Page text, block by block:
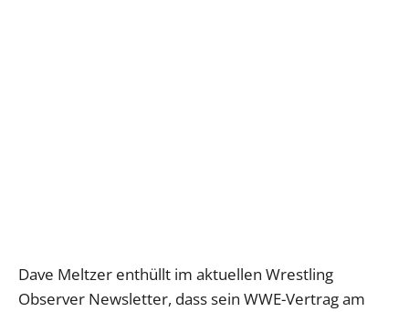
Dave Meltzer enthüllt im aktuellen Wrestling
Observer Newsletter, dass sein WWE-Vertrag am